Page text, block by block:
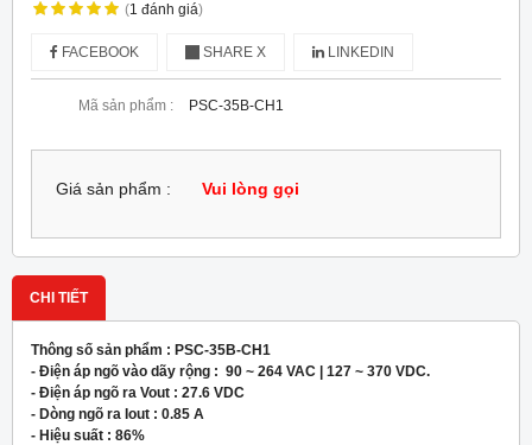
(1 đánh giá)
FACEBOOK SHARE X LINKEDIN
Mã sản phẩm : PSC-35B-CH1
Giá sản phẩm : Vui lòng gọi
CHI TIẾT
Thông số sản phẩm : PSC-35B-CH1
- Điện áp ngõ vào dãy rộng : 90 ~ 264 VAC | 127 ~ 370 VDC.
- Điện áp ngõ ra Vout : 27.6 VDC
- Dòng ngõ ra Iout : 0.85 A
- Hiệu suất : 86%